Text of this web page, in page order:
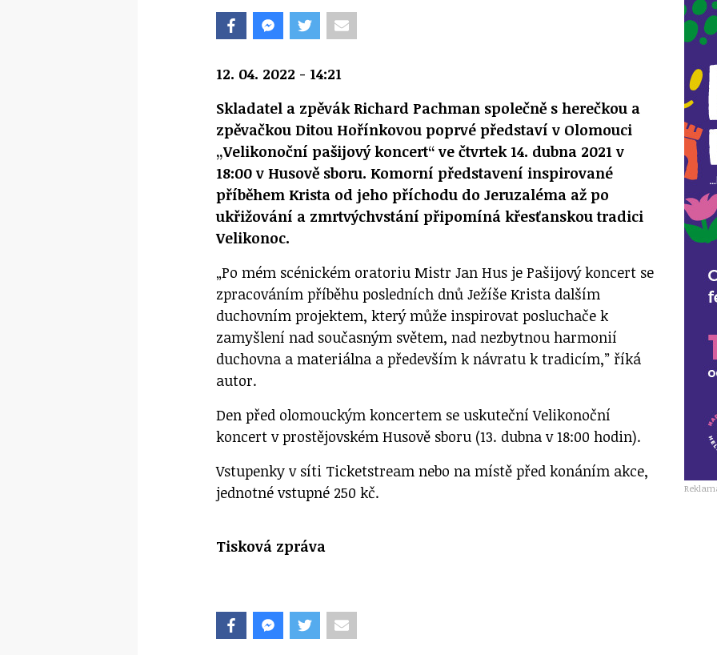
12. 04. 2022 - 14:21
Skladatel a zpěvák Richard Pachman společně s herečkou a
zpěvačkou Ditou Hořínkovou poprvé představí v Olomouci
„Velikonoční pašijový koncert“ ve čtvrtek 14. dubna 2021 v
18:00 v Husově sboru. Komorní představení inspirované
příběhem Krista od jeho příchodu do Jeruzaléma až po
ukřižování a zmrtvýchvstání připomíná křesťanskou tradici
Velikonoc.
„Po mém scénickém oratoriu Mistr Jan Hus je Pašijový koncert se
zpracováním příběhu posledních dnů Ježíše Krista dalším
duchovním projektem, který může inspirovat posluchače k
zamyšlení nad současným světem, nad nezbytnou harmonií
duchovna a materiálna a především k návratu k tradicím,” říká
autor.
Den před olomouckým koncertem se uskuteční Velikonoční
koncert v prostějovském Husově sboru (13. dubna v 18:00 hodin).
Vstupenky v síti Ticketstream nebo na místě před konáním akce,
jednotné vstupné 250 kč.
Tisková zpráva